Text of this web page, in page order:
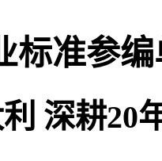
标准参
深耕